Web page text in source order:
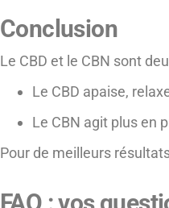
Conclusion
Le CBD et le CBN sont
Le CBD apaise,
Le CBN agit plus en
Pour de meilleurs